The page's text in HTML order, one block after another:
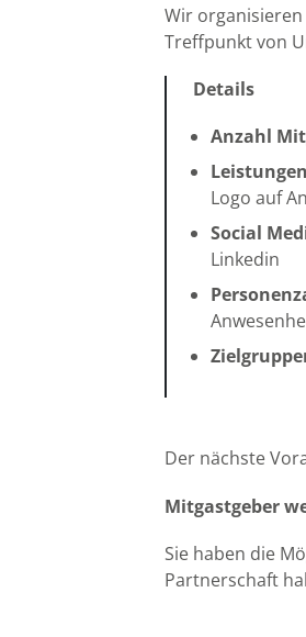
Wir
Treffpunkt von
Details
Anzahl
Logo auf
Social
Linkedin
Der nächste
Mitgastgeber
Sie haben die
Partnerschaft